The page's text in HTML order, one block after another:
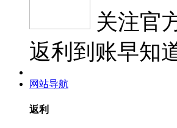
关注官
返利到账早知
网站导航
返利